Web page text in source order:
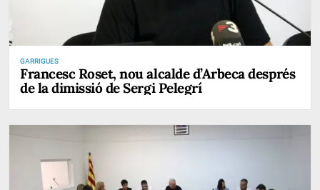
GARRIGUES
Francesc Roset, nou alcalde d’Arbeca després
de la dimissió de Sergi Pelegrí